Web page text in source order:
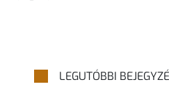
LEGUTÓBBI